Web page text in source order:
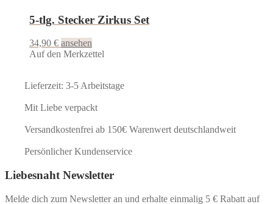
5-tlg. Stecker Zirkus Set
34,90 € ansehen
Auf den Merkzettel
Lieferzeit: 3-5 Arbeitstage
Mit Liebe verpackt
Versandkostenfrei ab 150€ Warenwert deutschlandweit
Persönlicher Kundenservice
Liebesnaht Newsletter
Melde dich zum Newsletter an und erhalte einmalig 5 € Rabatt auf